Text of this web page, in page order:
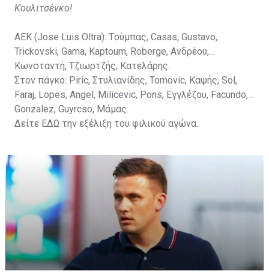
Κουλιτσένκο!
ΑΕΚ (Jose Luis Oltra): Tούμπας, Casas, Gustavo,
Trickovski, Gama, Κaptoum, Roberge, Aνδρέου,
Κωνσταντή, Τζιωρτζής, Κατελάρης.
Στον πάγκο: Piric, Στυλιανίδης, Tomovic, Καψής, Sol,
Faraj, Lopes, Angel, Milicevic, Pons, Εγγλέζου, Facundo,
Gonzalez, Guyrcso, Μάμας.
Δείτε ΕΔΩ την εξέλιξη του φιλικού αγώνα.